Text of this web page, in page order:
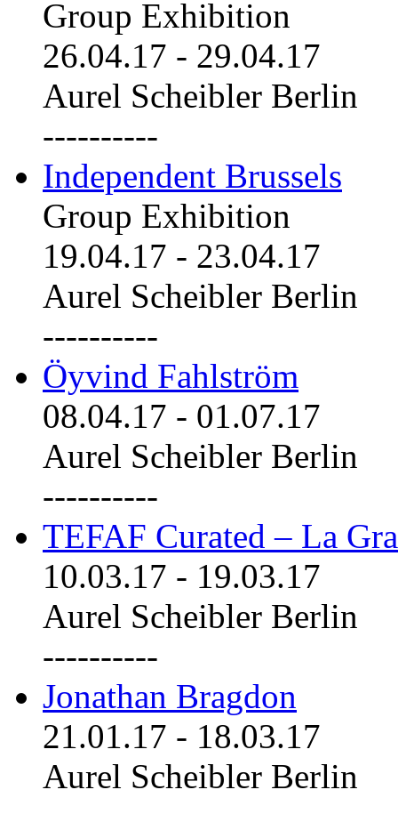
Group Exhibition
26.04.17 - 29.04.17
Aurel Scheibler Berlin
----------
Independent Brussels
Group Exhibition
19.04.17 - 23.04.17
Aurel Scheibler Berlin
----------
Öyvind Fahlström
08.04.17 - 01.07.17
Aurel Scheibler Berlin
----------
TEFAF Curated – La
10.03.17 - 19.03.17
Aurel Scheibler Berlin
----------
Jonathan Bragdon
21.01.17 - 18.03.17
Aurel Scheibler Berlin